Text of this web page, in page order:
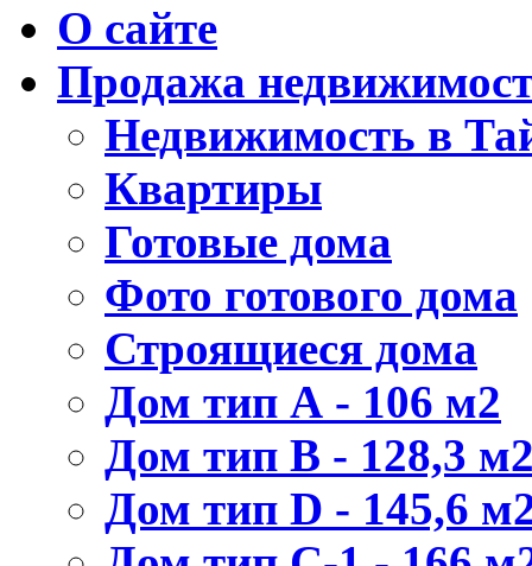
О сайте
Продажа
Недвижимость в
Квартиры
Готовые дома
Фото готового дома
Строящиеся дома
Дом тип А - 106 м2
Дом тип В - 128,3
Дом тип D - 145,6